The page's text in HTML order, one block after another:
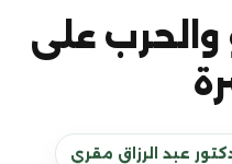
والحرب على
عبد الرزاق مقري